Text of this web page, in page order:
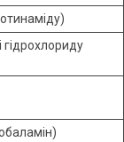
гідрохлориду